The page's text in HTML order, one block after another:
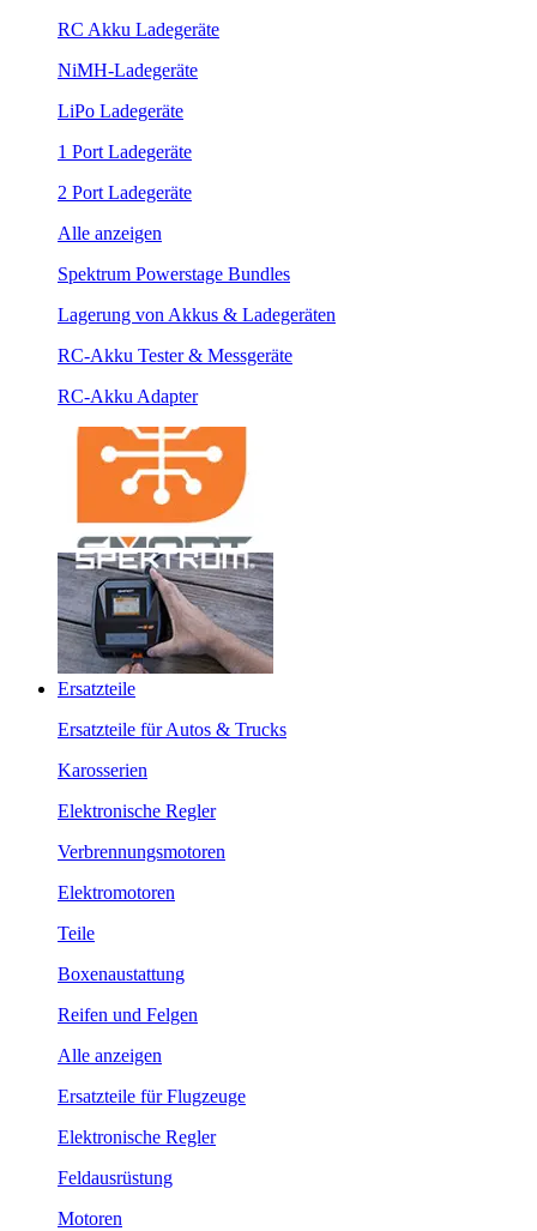
RC Akku Ladegeräte
NiMH-Ladegeräte
LiPo Ladegeräte
1 Port Ladegeräte
2 Port Ladegeräte
Alle anzeigen
Spektrum Powerstage Bundles
Lagerung von Akkus & Ladegeräten
RC-Akku Tester & Messgeräte
RC-Akku Adapter
Ersatzteile
Ersatzteile für Autos & Trucks
Karosserien
Elektronische Regler
Verbrennungsmotoren
Elektromotoren
Teile
Boxenaustattung
Reifen und Felgen
Alle anzeigen
Ersatzteile für Flugzeuge
Elektronische Regler
Feldausrüstung
Motoren